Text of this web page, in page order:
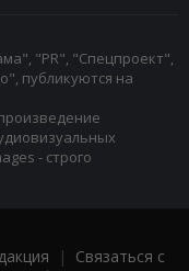
"PR", "Спецпроект",
публикуются на
- строго
| Связаться с